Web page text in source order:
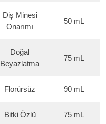
Diş Minesi
Onarımı
50 mL
Doğal
Beyazlatma
75 mL
Florürsüz 90 mL
Bitki Özlü 75 mL